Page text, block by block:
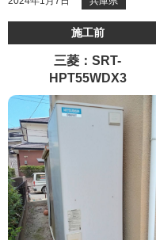
施工前
三菱：SRT-
HPT55WDX3